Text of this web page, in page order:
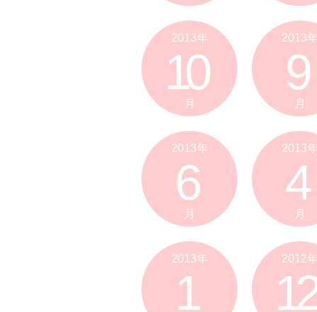
2013年
10
月
2013
9
月
2013年
6
月
2013
4
月
2013年
1
2012
12